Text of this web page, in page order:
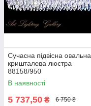
Сучасна підвісна овальна
кришталева люстра
88158/950
В наявності
5 737,50 ₴ 6 750 ₴